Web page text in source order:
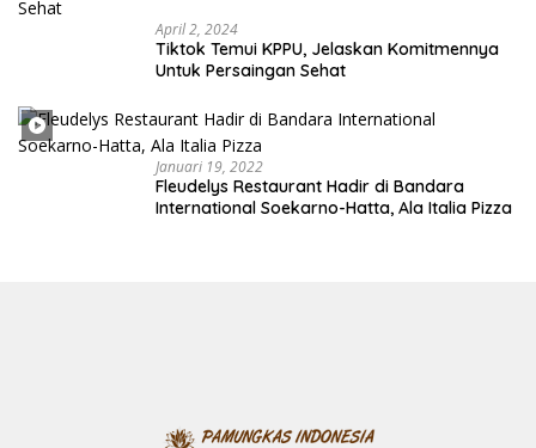
April 2, 2024
Tiktok Temui KPPU, Jelaskan Komitmennya
Untuk Persaingan Sehat
Januari 19, 2022
Fleudelys Restaurant Hadir di Bandara
International Soekarno-Hatta, Ala Italia Pizza